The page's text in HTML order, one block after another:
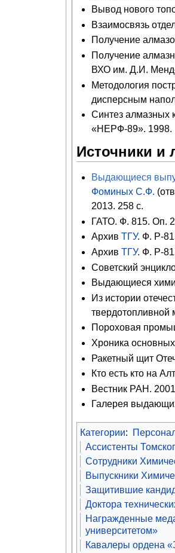
Вывод нового
Взаимосвязь
Получение
Получение
ВХО им. Д.И.
Методология
дисперсным
Синтез алмазных
«НЕРФ-89».
Источники и
Выдающиеся
Фоминых С.Ф.
2013. 258 с.
ГАТО. Ф. 815. Оп.
АрхивТГУ. Ф. Р-
АрхивТГУ. Ф. Р-
Советский
Выдающиеся
Из истории
твердотопливной
Пороховая
Хроника
Ракетный щит
Кто есть кто на
Вестник РАН.
Галерея
Категории:
Ассистенты
Сотрудники
Выпускники
Защитившие
Доктора
Награжденные
университетом»
Кавалеры ордена